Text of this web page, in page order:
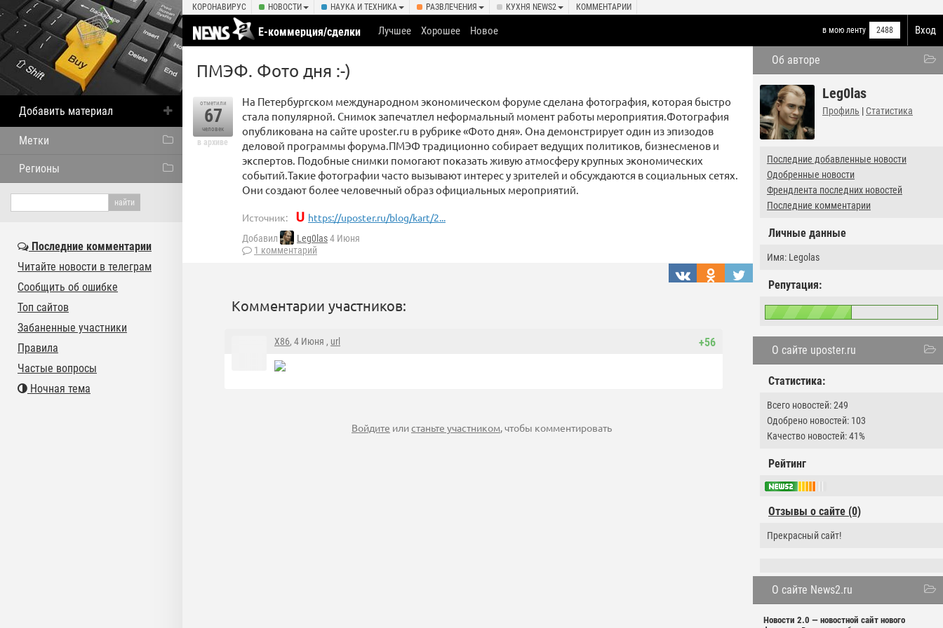
КОРОНАВИРУС НОВОСТИ НАУКА И ТЕХНИКА РАЗВЛЕЧЕНИЯ КУХНЯ NEWS2 КОММЕНТАРИИ
Вход
Е-коммерция/сделки в мою ленту 2488
Лучшее Хорошее Новое
Об авторе
Leg0las
Профиль | Статистика
Последние добавленные новости
Одобренные новости
Френдлента последних новостей
Последние комментарии
Личные данные
Имя: Legolas
Репутация:
О сайте uposter.ru
Статистика:
Всего новостей: 249
Одобрено новостей: 103
Качество новостей: 41%
Рейтинг
Отзывы о сайте (0)
Прекрасный сайт!
О сайте News2.ru
Новости 2.0 — новостной сайт нового
ПМЭФ. Фото дня :-)
отметили
67
человек
в архиве
На Петербургском международном экономическом форуме сделана фотография, которая быстро
стала популярной. Снимок запечатлел неформальный момент работы мероприятия.Фотография
опубликована на сайте uposter.ru в рубрике «Фото дня». Она демонстрирует один из эпизодов
деловой программы форума.ПМЭФ традиционно собирает ведущих политиков, бизнесменов и
экспертов. Подобные снимки помогают показать живую атмосферу крупных экономических
событий.Такие фотографии часто вызывают интерес у зрителей и обсуждаются в социальных сетях.
Они создают более человечный образ официальных мероприятий.
Источник: https://uposter.ru/blog/kart/2...
Добавил Leg0las4 Июня
1 комментарий
Комментарии участников:
+56
X86, 4 Июня , url
Войдите илистаньте участником, чтобы комментировать
Добавить материал
Метки
Регионы
Последние комментарии
Читайте новости в телеграм
Сообщить об ошибке
Топ сайтов
Забаненные участники
Правила
Частые вопросы
Ночная тема